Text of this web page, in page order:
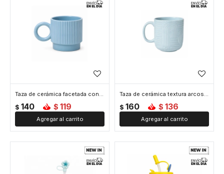
Taza de cerámica facetada con asa circular - Celeste
$ 140 $ 119
Taza de cerámica textura arcos - Celeste
$ 160 $ 136